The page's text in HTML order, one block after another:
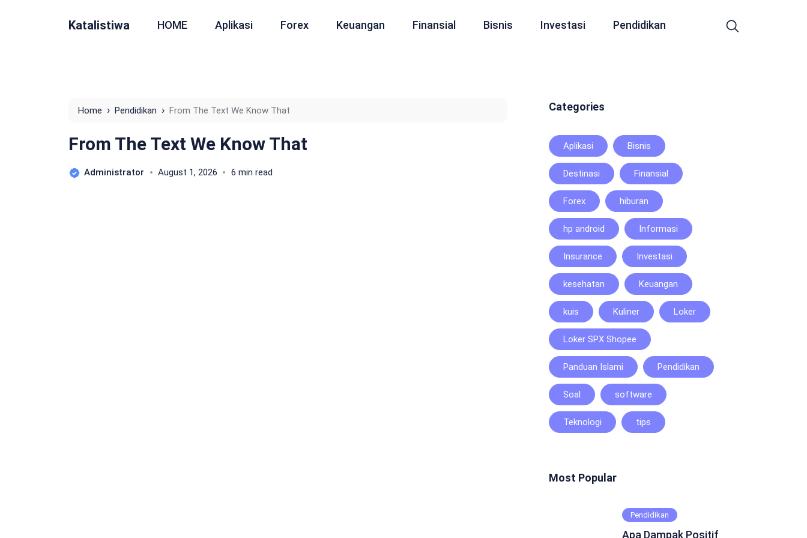
Katalistiwa HOME Aplikasi Forex Keuangan Finansial Bisnis Investasi Pendidikan
Home › Pendidikan › From The Text We Know That
From The Text We Know That
Administrator August 1, 2026 6 min read
Categories
Aplikasi Bisnis
Destinasi Finansial
Forex hiburan
hp android Informasi
Insurance Investasi
kesehatan Keuangan
kuis Kuliner Loker
Loker SPX Shopee
Panduan Islami Pendidikan
Soal software
Teknologi tips
Most Popular
Pendidikan
Apa Dampak Positif